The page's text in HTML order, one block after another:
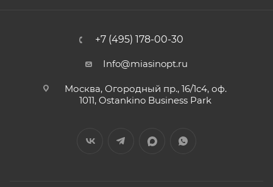
+7 (495) 178-00-30
Info@miasinopt.ru
Москва, Огородный пр., 16/1с4, оф.
1011, Ostankino Business Park